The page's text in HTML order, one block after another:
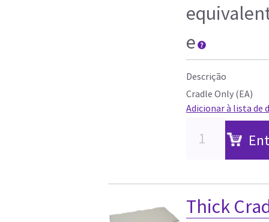
e
Descrição
Cradle Only (EA)
Adicionar à lista de
Thick